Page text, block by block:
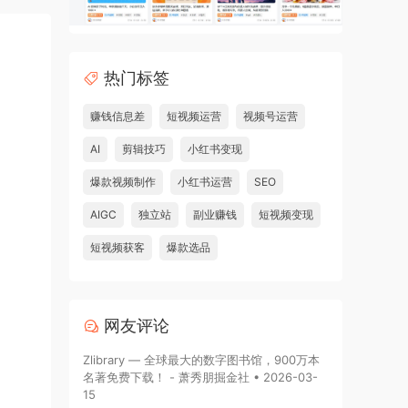
热门标签
赚钱信息差 短视频运营 视频号运营
AI 剪辑技巧 小红书变现
爆款视频制作 小红书运营 SEO
AIGC 独立站 副业赚钱 短视频变现
短视频获客 爆款选品
网友评论
Zlibrary — 全球最大的数字图书馆，900万本
名著免费下载！ - 萧秀朋掘金社 • 2026-03-
15